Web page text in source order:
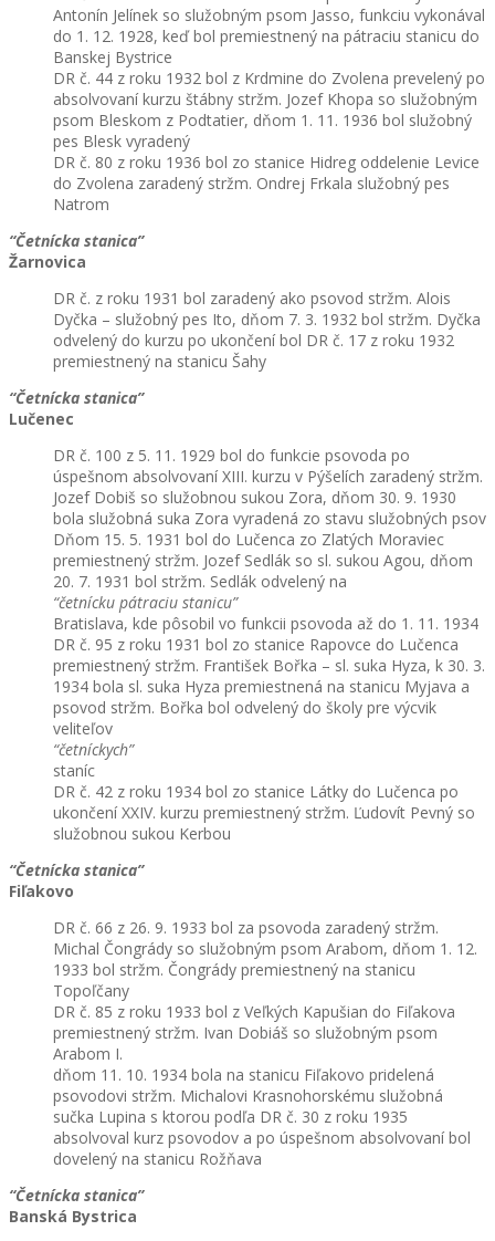
Antonín Jelínek so služobným psom Jasso, funkciu vykonával
do 1. 12. 1928, keď bol premiestnený na pátraciu stanicu do
Banskej Bystrice
DR č. 44 z roku 1932 bol z Krdmine do Zvolena prevelený po
absolvovaní kurzu štábny stržm. Jozef Khopa so služobným
psom Bleskom z Podtatier, dňom 1. 11. 1936 bol služobný
pes Blesk vyradený
DR č. 80 z roku 1936 bol zo stanice Hidreg oddelenie Levice
do Zvolena zaradený stržm. Ondrej Frkala služobný pes
Natrom
“Četnícka stanica”
Žarnovica
DR č. z roku 1931 bol zaradený ako psovod stržm. Alois
Dyčka – služobný pes Ito, dňom 7. 3. 1932 bol stržm. Dyčka
odvelený do kurzu po ukončení bol DR č. 17 z roku 1932
premiestnený na stanicu Šahy
“Četnícka stanica”
Lučenec
DR č. 100 z 5. 11. 1929 bol do funkcie psovoda po
úspešnom absolvovaní XIII. kurzu v Pýšelích zaradený stržm.
Jozef Dobiš so služobnou sukou Zora, dňom 30. 9. 1930
bola služobná suka Zora vyradená zo stavu služobných psov
Dňom 15. 5. 1931 bol do Lučenca zo Zlatých Moraviec
premiestnený stržm. Jozef Sedlák so sl. sukou Agou, dňom
20. 7. 1931 bol stržm. Sedlák odvelený na
“četnícku pátraciu stanicu”
Bratislava, kde pôsobil vo funkcii psovoda až do 1. 11. 1934
DR č. 95 z roku 1931 bol zo stanice Rapovce do Lučenca
premiestnený stržm. František Bořka – sl. suka Hyza, k 30. 3.
1934 bola sl. suka Hyza premiestnená na stanicu Myjava a
psovod stržm. Bořka bol odvelený do školy pre výcvik
veliteľov
“četníckych”
staníc
DR č. 42 z roku 1934 bol zo stanice Látky do Lučenca po
ukončení XXIV. kurzu premiestnený stržm. Ľudovít Pevný so
služobnou sukou Kerbou
“Četnícka stanica”
Fiľakovo
DR č. 66 z 26. 9. 1933 bol za psovoda zaradený stržm.
Michal Čongrády so služobným psom Arabom, dňom 1. 12.
1933 bol stržm. Čongrády premiestnený na stanicu
Topoľčany
DR č. 85 z roku 1933 bol z Veľkých Kapušian do Fiľakova
premiestnený stržm. Ivan Dobiáš so služobným psom
Arabom I.
dňom 11. 10. 1934 bola na stanicu Fiľakovo pridelená
psovodovi stržm. Michalovi Krasnohorskému služobná
sučka Lupina s ktorou podľa DR č. 30 z roku 1935
absolvoval kurz psovodov a po úspešnom absolvovaní bol
dovelený na stanicu Rožňava
“Četnícka stanica”
Banská Bystrica